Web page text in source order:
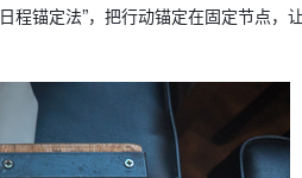
日程锚定法”，把行动锚定在固定节点，